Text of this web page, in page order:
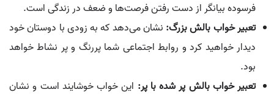
فرسوده بیانگر از دست رفتن فرصت‌ها و ضعف در زندگی است.
تعبیر خواب بالش بزرگ: نشان می‌دهد که به زودی با دوستان خود
دیدار خواهید کرد و روابط اجتماعی شما پررنگ و پر نشاط خواهد
بود.
تعبیر خواب بالش پر شده با پر: این خواب خوشایند است و نشان